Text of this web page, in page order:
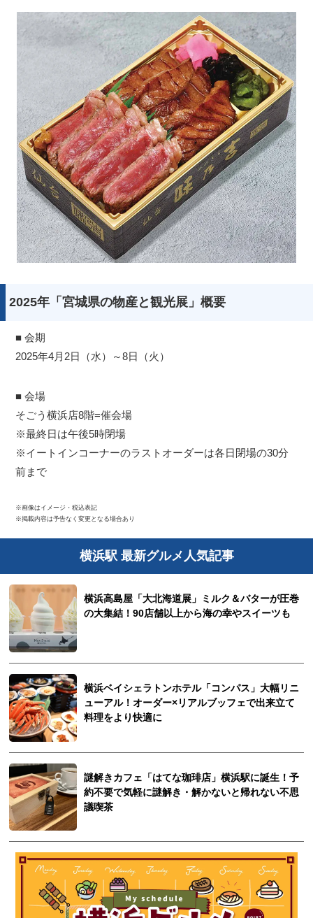
2025年「宮城県の物産と観光展」概要
■ 会期
2025年4月2日（水）～8日（火）
■ 会場
そごう横浜店8階=催会場
※最終日は午後5時閉場
※イートインコーナーのラストオーダーは各日閉場の30分
前まで
※画像はイメージ・税込表記
※掲載内容は予告なく変更となる場合あり
横浜駅 最新グルメ人気記事
横浜高島屋「大北海道展」ミルク＆バターが圧巻
の大集結！90店舗以上から海の幸やスイーツも
横浜ベイシェラトンホテル「コンパス」大幅リニ
ューアル！オーダー×リアルブッフェで出来立て
料理をより快適に
謎解きカフェ「はてな珈琲店」横浜駅に誕生！予
約不要で気軽に謎解き・解かないと帰れない不思
議喫茶